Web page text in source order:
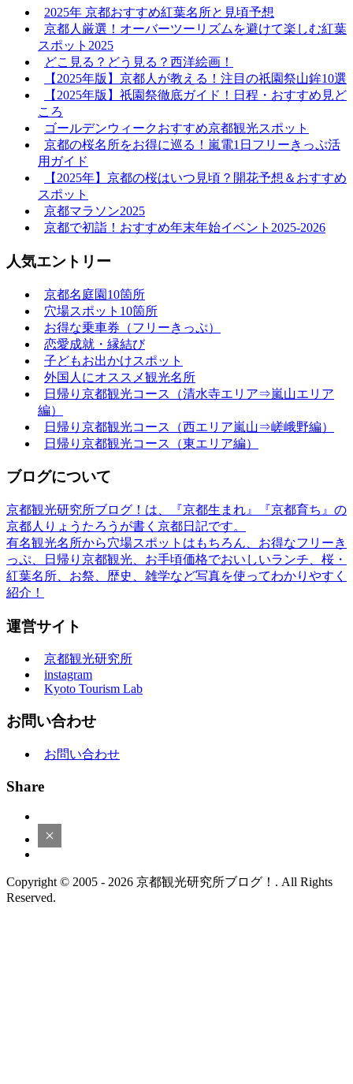
2025年 京都おすすめ紅葉名所と見頃予想
京都人厳選！オーバーツーリズムを避けて楽しむ紅葉
スポット2025
どこ見る？どう見る？西洋絵画！
【2025年版】京都人が教える！注目の祇園祭山鉾10選
【2025年版】祇園祭徹底ガイド！日程・おすすめ見ど
ころ
ゴールデンウィークおすすめ京都観光スポット
京都の桜名所をお得に巡る！嵐電1日フリーきっぷ活
用ガイド
【2025年】京都の桜はいつ見頃？開花予想＆おすすめ
スポット
京都マラソン2025
京都で初詣！おすすめ年末年始イベント2025-2026
人気エントリー
京都名庭園10箇所
穴場スポット10箇所
お得な乗車券（フリーきっぷ）
恋愛成就・縁結び
子どもお出かけスポット
外国人にオススメ観光名所
日帰り京都観光コース（清水寺エリア⇒嵐山エリア
編）
日帰り京都観光コース（西エリア嵐山⇒嵯峨野編）
日帰り京都観光コース（東エリア編）
ブログについて
京都観光研究所ブログ！は、『京都生まれ』『京都育ち』の
京都人りょうたろうが書く京都日記です。
有名観光名所から穴場スポットはもちろん、お得なフリーき
っぷ、日帰り京都観光、お手頃価格でおいしいランチ、桜・
紅葉名所、お祭、歴史、雑学など写真を使ってわかりやすく
紹介！
運営サイト
京都観光研究所
instagram
Kyoto Tourism Lab
お問い合わせ
お問い合わせ
Share
Copyright © 2005 - 2026 京都観光研究所ブログ！. All Rights
Reserved.